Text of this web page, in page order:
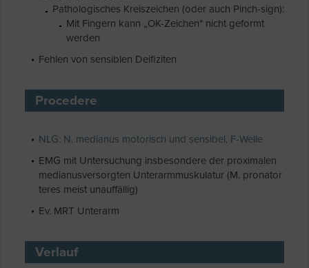
Pathologisches Kreiszeichen (oder auch Pinch-sign):
Mit Fingern kann „OK-Zeichen" nicht geformt
werden
Fehlen von sensiblen Deifiziten
Procedere
NLG: N. medianus motorisch und sensibel, F-Welle
EMG mit Untersuchung insbesondere der proximalen
medianusversorgten Unterarmmuskulatur (M. pronator
teres meist unauffällig)
Ev. MRT Unterarm
Verlauf